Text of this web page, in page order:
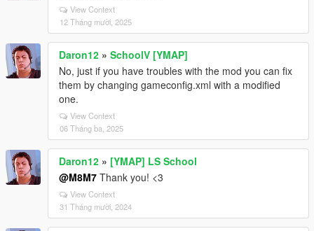
View Context
12 Tháng mười, 2025
Daron12 » SchoolV [YMAP]
No, just if you have troubles with the mod you can fix
them by changing gameconfig.xml with a modified
one.
View Context
06 Tháng ba, 2025
Daron12 » [YMAP] LS School
@M8M7 Thank you! <3
View Context
31 Tháng mười, 2024